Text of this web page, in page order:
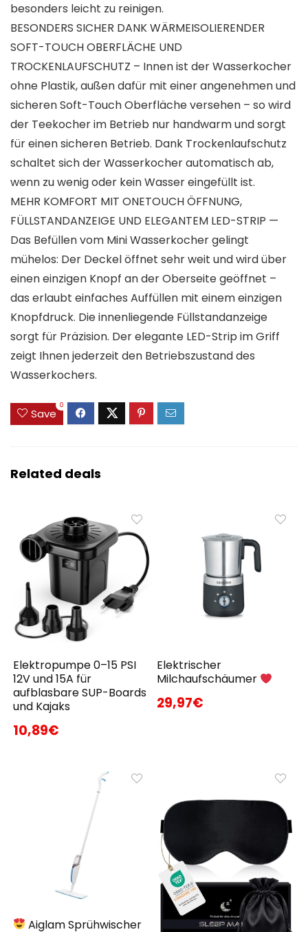
besonders leicht zu reinigen.
BESONDERS SICHER DANK WÄRMEISOLIERENDER
SOFT-TOUCH OBERFLÄCHE UND
TROCKENLAUFSCHUTZ – Innen ist der Wasserkocher
ohne Plastik, außen dafür mit einer angenehmen und
sicheren Soft-Touch Oberfläche versehen – so wird
der Teekocher im Betrieb nur handwarm und sorgt
für einen sicheren Betrieb. Dank Trockenlaufschutz
schaltet sich der Wasserkocher automatisch ab,
wenn zu wenig oder kein Wasser eingefüllt ist.
MEHR KOMFORT MIT ONETOUCH ÖFFNUNG,
FÜLLSTANDANZEIGE UND ELEGANTEM LED-STRIP —
Das Befüllen vom Mini Wasserkocher gelingt
mühelos: Der Deckel öffnet sehr weit und wird über
einen einzigen Knopf an der Oberseite geöffnet –
das erlaubt einfaches Auffüllen mit einem einzigen
Knopfdruck. Die innenliegende Füllstandanzeige
sorgt für Präzision. Der elegante LED-Strip im Griff
zeigt Ihnen jederzeit den Betriebszustand des
Wasserkochers.
Save
0
Related deals
Elektropumpe 0–15 PSI
12V und 15A für
aufblasbare SUP-Boards
und Kajaks
10,89€
Elektrischer
Milchaufschäumer
29,97€
Aiglam Sprühwischer